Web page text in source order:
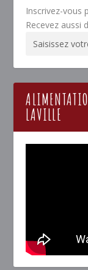
Inscrivez-vous
Recevez aussi
LAVILLE